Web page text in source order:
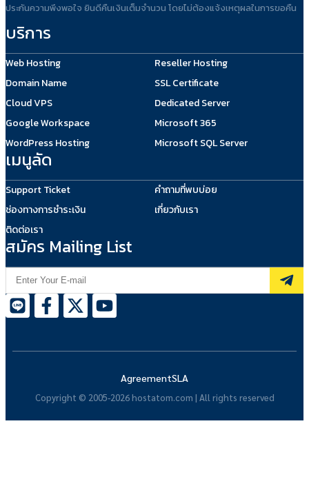
ประกันความพึงพอใจ ยินดีคืนเงินเต็มจำนวน โดยไม่ต้องแจ้งเหตุผลในการขอคืน
บริการ
Web Hosting
Domain Name
Cloud VPS
Google Workspace
WordPress Hosting
Reseller Hosting
SSL Certificate
Dedicated Server
Microsoft 365
Microsoft SQL Server
เมนูลัด
Support Ticket
ช่องทางการชำระเงิน
ติดต่อเรา
คำถามที่พบบ่อย
เกี่ยวกับเรา
สมัคร Mailing List
Copyright © 2005-2026 hostatom.com | All rights reserved
AgreementSLA